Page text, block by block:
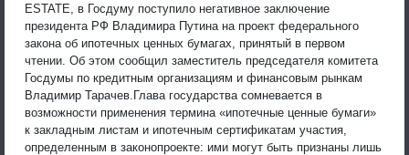
ESTATE, в Госдуму поступило негативное заключение
президента РФ Владимира Путина на проект федерального
закона об ипотечных ценных бумагах, принятый в первом
чтении. Об этом сообщил заместитель председателя комитета
Госдумы по кредитным организациям и финансовым рынкам
Владимир Тарачев. Глава государства сомневается в
возможности применения термина «ипотечные ценные бумаги»
к закладным листам и ипотечным сертификатам участия,
определенным в законопроекте: ими могут быть признаны лишь